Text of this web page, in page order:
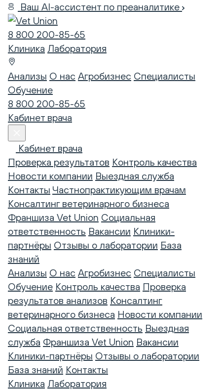
Ваш AI-ассистент по преаналитике
8 800 200-85-65
Клиника Лаборатория
Анализы О нас Агробизнес Специалисты
Обучение
8 800 200-85-65
Кабинет врача
Кабинет врача
Проверка результатов Контроль качества
Новости компании Выездная служба
Контакты Частнопрактикующим врачам
Консалтинг ветеринарного бизнеса
Франшиза Vet Union Социальная
ответственность Вакансии Клиники-
партнёры Отзывы о лаборатории База
знаний
Анализы О нас Агробизнес Специалисты
Обучение Контроль качества Проверка
результатов анализов Консалтинг
ветеринарного бизнеса Новости компании
Социальная ответственность Выездная
служба Франшиза Vet Union Вакансии
Клиники-партнёры Отзывы о лаборатории
База знаний Контакты
Клиника Лаборатория